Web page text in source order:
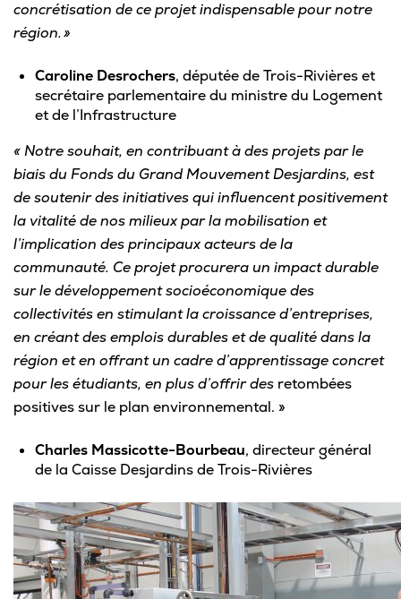
concrétisation de ce projet indispensable pour notre
région. »
Caroline Desrochers, députée de Trois-Rivières et
secrétaire parlementaire du ministre du Logement
et de l’Infrastructure
« Notre souhait, en contribuant à des projets par le
biais du Fonds du Grand Mouvement Desjardins, est
de soutenir des initiatives qui influencent positivement
la vitalité de nos milieux par la mobilisation et
l’implication des principaux acteurs de la
communauté. Ce projet procurera un impact durable
sur le développement socioéconomique des
collectivités en stimulant la croissance d’entreprises,
en créant des emplois durables et de qualité dans la
région et en offrant un cadre d’apprentissage concret
pour les étudiants, en plus d’offrir des retombées
positives sur le plan environnemental. »
Charles Massicotte-Bourbeau, directeur général
de la Caisse Desjardins de Trois-Rivières